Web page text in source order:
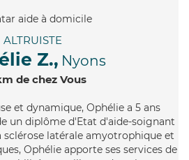
ALTRUISTE
Z., Nyons
de chez Vous
et dynamique, Ophélie a 5 ans
un diplôme d'Etat d'aide-soignant
sclérose latérale amyotrophique et
Ophélie apporte ses services de